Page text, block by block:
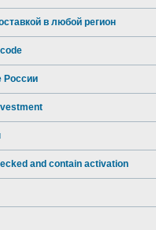
в любой регион
России
and contain activation